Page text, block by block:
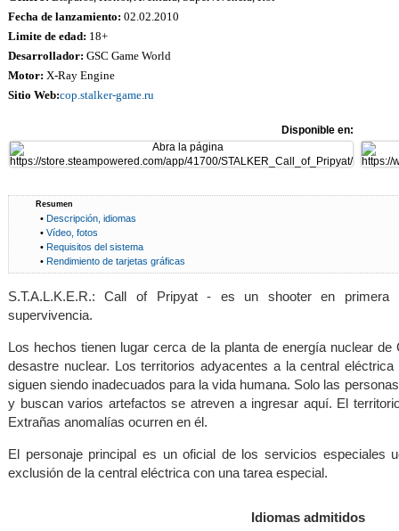
Fecha de lanzamiento: 02.02.2010
Limite de edad: 18+
Desarrollador: GSC Game World
Motor: X-Ray Engine
Sitio Web:cop.stalker-game.ru
Disponible en:
Resumen
• Descripción, idiomas
• Vídeo, fotos
• Requisitos del sistema
• Rendimiento de tarjetas gráficas
S.T.A.L.K.E.R.: Call of Pripyat - es un shooter en
supervivencia.
Los hechos tienen lugar cerca de la planta de energía nuclear
desastre nuclear. Los territorios adyacentes a la central
siguen siendo inadecuados para la vida humana. Solo las
y buscan varios artefactos se atreven a ingresar aquí. El
Extrañas anomalías ocurren en él.
El personaje principal es un oficial de los servicios especiales
exclusión de la central eléctrica con una tarea especial.
Idiomas admitidos